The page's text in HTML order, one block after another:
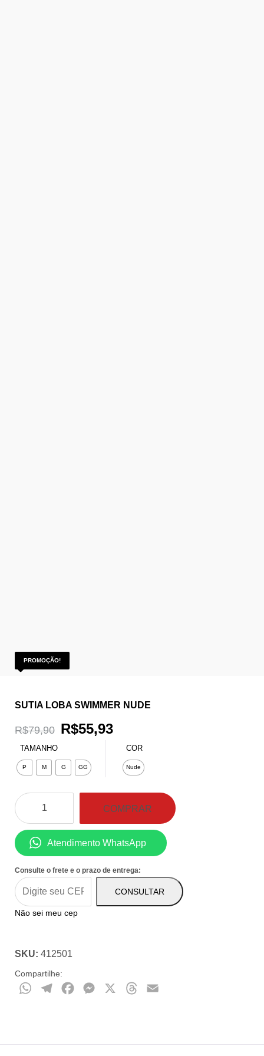
PROMOÇÃO!
SUTIA LOBA SWIMMER NUDE
R$79,90
O
preço
original
era:
R$79,90.
R$55,93
O
preço
atual
é:
R$55,93.
TAMANHO
P M G GG
COR
Nude
Sutia
Loba
Swimmer
Nude
quantidade
COMPRAR
Atendimento WhatsApp
Consulte o frete e o prazo de entrega:
CONSULTAR
Não sei meu cep
SKU: 412501
Compartilhe:
WhatsAppTelegramFacebookMessenger Threads